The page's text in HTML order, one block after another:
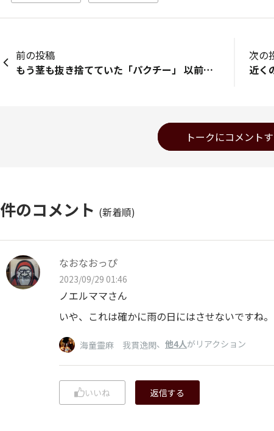
前の投稿
もう茎も抜き捨てていた「パクチー」 以前育てていた際、食べる時が分からず、種になっていましたが。 なんとなんと。 雑草かと思って抜こうとしたら ？！ プランター置いていた下ら辺から、パクチー生えてました‼️ ビックリ🫢
次の
トークにコメント
件のコメント (新着順)
なおなおっぴ
2023/09/29 01:46
ノエルママさん
いや、これは確かに雨の日にはさせないですね。
海童靈麻 我貫逸閑、 他4人がリアクション
いいね 返信する